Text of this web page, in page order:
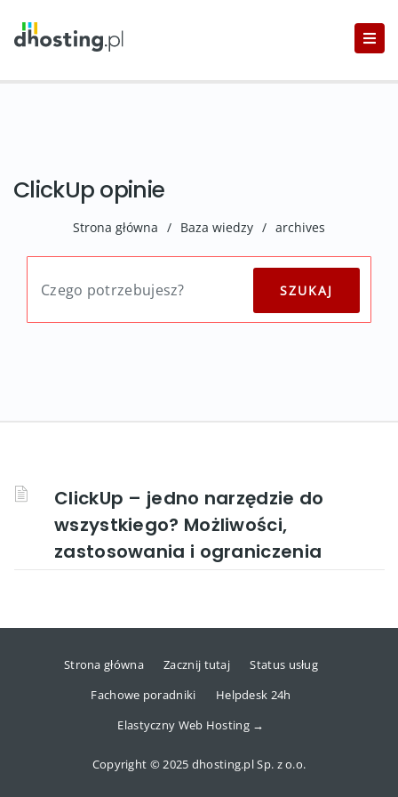
ClickUp opinie
Strona główna / Baza wiedzy / archives
ClickUp – jedno narzędzie do
wszystkiego? Możliwości,
zastosowania i ograniczenia
Strona główna Zacznij tutaj
Status usług
Fachowe poradniki
Helpdesk 24h
Elastyczny Web Hosting →
Copyright © 2025 dhosting.pl Sp. z o.o.